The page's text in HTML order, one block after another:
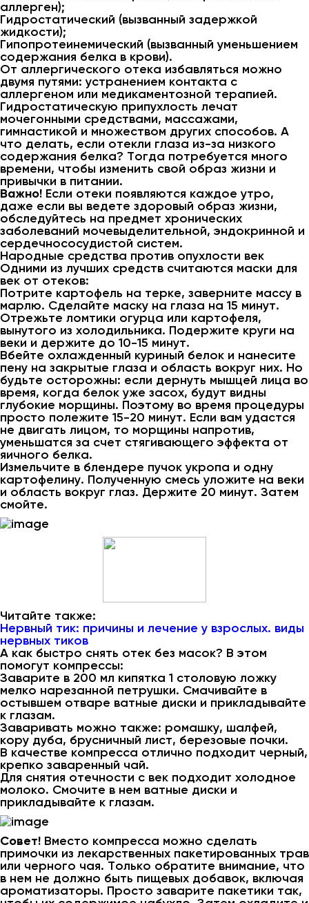
аллерген);
Гидростатический (вызванный задержкой
жидкости);
Гипопротеинемический (вызванный уменьшением
содержания белка в крови).
От аллергического отека избавляться можно
двумя путями: устранением контакта с
аллергеном или медикаментозной терапией.
Гидростатическую припухлость лечат
мочегонными средствами, массажами,
гимнастикой и множеством других способов. А
что делать, если отекли глаза из-за низкого
содержания белка? Тогда потребуется много
времени, чтобы изменить свой образ жизни и
привычки в питании.
Важно! Если отеки появляются каждое утро,
даже если вы ведете здоровый образ жизни,
обследуйтесь на предмет хронических
заболеваний мочевыделительной, эндокринной и
сердечнососудистой систем.
Народные средства против опухлости век
Одними из лучших средств считаются маски для
век от отеков:
Потрите картофель на терке, заверните массу в
марлю. Сделайте маску на глаза на 15 минут.
Отрежьте ломтики огурца или картофеля,
вынутого из холодильника. Подержите круги на
веки и держите до 10-15 минут.
Вбейте охлажденный куриный белок и нанесите
пену на закрытые глаза и область вокруг них. Но
будьте осторожны: если дернуть мышцей лица во
время, когда белок уже засох, будут видны
глубокие морщины. Поэтому во время процедуры
просто полежите 15-20 минут. Если вам удастся
не двигать лицом, то морщины напротив,
уменьшатся за счет стягивающего эффекта от
яичного белка.
Измельчите в блендере пучок укропа и одну
картофелину. Полученную смесь уложите на веки
и область вокруг глаз. Держите 20 минут. Затем
смойте.
Читайте также:
Нервный тик: причины и лечение у взрослых. виды
нервных тиков
А как быстро снять отек без масок? В этом
помогут компрессы:
Заварите в 200 мл кипятка 1 столовую ложку
мелко нарезанной петрушки. Смачивайте в
остывшем отваре ватные диски и прикладывайте
к глазам.
Заваривать можно также: ромашку, шалфей,
кору дуба, брусничный лист, березовые почки.
В качестве компресса отлично подходит черный,
крепко заваренный чай.
Для снятия отечности с век подходит холодное
молоко. Смочите в нем ватные диски и
прикладывайте к глазам.
Совет! Вместо компресса можно сделать
примочки из лекарственных пакетированных трав
или черного чая. Только обратите внимание, что
в нем не должно быть пищевых добавок, включая
ароматизаторы. Просто заварите пакетики так,